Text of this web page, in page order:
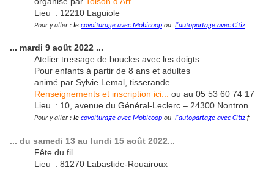
Lieu : 12210 Laguiole
Pour y aller : le covoiturage avec Mobicoop ou l'autopartage avec Citiz
... mardi 9 août 2022 ...
Atelier tressage de boucles avec les doigts
Pour enfants à partir de 8 ans et adultes
animé par Sylvie Lemal, tisserande
Renseignements et inscription ici... ou au 05 53 60 74 17
Lieu : 10, avenue du Général-Leclerc – 24300 Nontron
Pour y aller : le covoiturage avec Mobicoop ou l'autopartage avec Citiz f
... du samedi 13 au lundi 15 août 2022...
Fête du fil
Lieu : 81270 Labastide-Rouairoux